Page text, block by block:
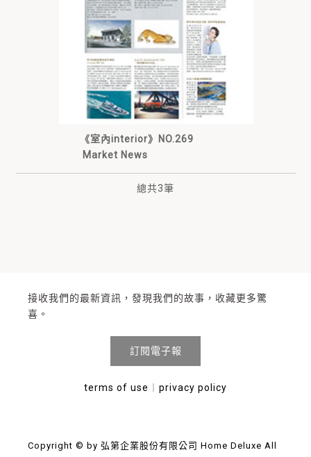
《室內interior》NO.269
Market News
總共3筆
Copyright © by 弘第企業股份有限公司 Home Deluxe All
接收我們的最新資訊，發現我們的故事，收藏更多驚
喜。
訂閱電子報
terms of use privacy policy